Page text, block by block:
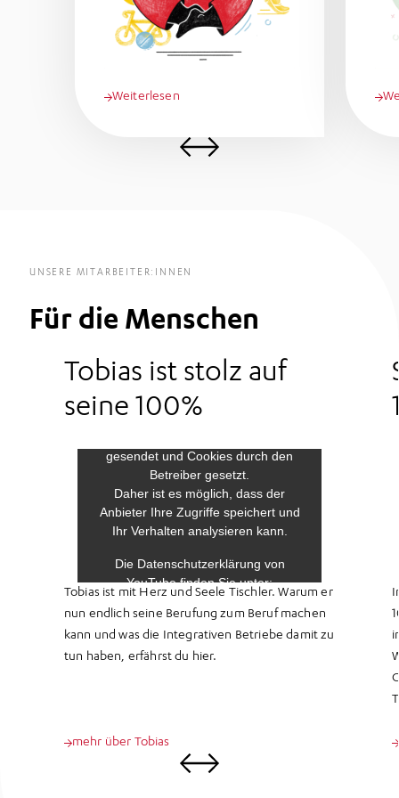
Weiterlesen
UNSERE MITARBEITER:INNEN
Für die Menschen
Tobias ist stolz auf
seine 100%
Tobias ist mit Herz und Seele Tischler. Warum er
nun endlich seine Berufung zum Beruf machen
kann und was die Integrativen Betriebe damit zu
tun haben, erfährst du hier.
mehr über Tobias